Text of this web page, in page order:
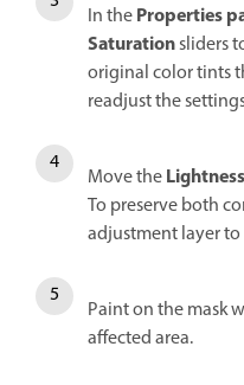
In theProperties
Saturationsliders
original color tints
readjust the
Move theLightness
To preserve both
adjustment layer to
Paint on the mask
affected area.